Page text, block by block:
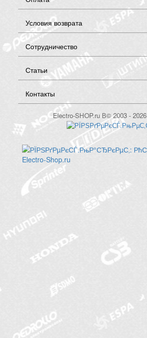
Условия возврата
Сотрудничество
Статьи
Контакты
Electro-SHOP.ru В© 2003 - 2026